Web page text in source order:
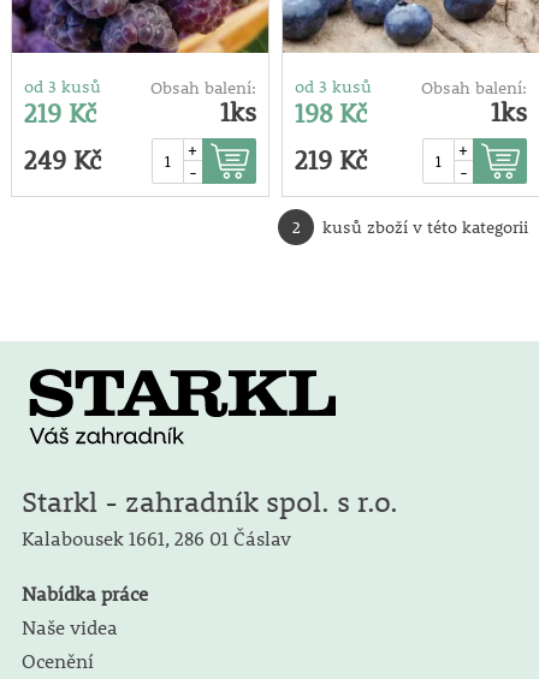
od 3 kusů
219 Kč
Obsah balení:
1ks
249 Kč
+
-
od 3 kusů
198 Kč
Obsah balení:
1ks
219 Kč
+
-
2 kusů zboží v této kategorii
Starkl - zahradník spol. s r.o.
Kalabousek 1661, 286 01 Čáslav
Nabídka práce
Naše videa
Ocenění